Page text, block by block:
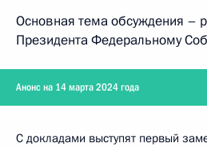
Основная тема обсуждения –
Президента Федеральному
Анонс на 14 марта 2024 года
С докладами выступят первый